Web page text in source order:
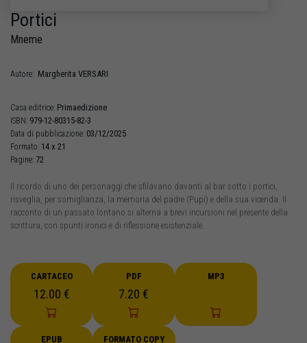
Portici
Mneme
Autore: Margherita VERSARI
Casa editrice: Primaedizione
ISBN: 979-12-80315-82-3
Data di pubblicazione: 03/12/2025
Formato: 14 x 21
Pagine: 72
Il ricordo di uno dei personaggi che sfilavano davanti al bar sotto i portici,
risveglia, per somiglianza, la memoria del padre (Pupi) e della sua vicenda. Il
racconto di un passato lontano si alterna a brevi incursioni nel presente della
scrittura, con spunti ironici e di riflessione esistenziale.
CARTACEO
12.00 €
PDF
7.20 €
MP3
EPUB FORMATO COPY